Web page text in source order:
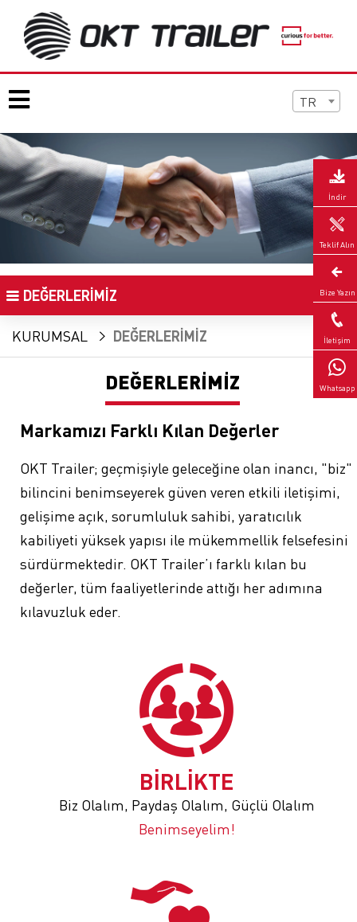
TR
İndir
Teklif Alın
Bize Yazın
İletişim
Whatsapp
DEĞERLERİMİZ
KURUMSAL DEĞERLERİMİZ
DEĞERLERİMİZ
Markamızı Farklı Kılan Değerler
OKT Trailer; geçmişiyle geleceğine olan inancı, "biz"
bilincini benimseyerek güven veren etkili iletişimi,
gelişime açık, sorumluluk sahibi, yaratıcılık
kabiliyeti yüksek yapısı ile mükemmellik felsefesini
sürdürmektedir. OKT Trailer’ı farklı kılan bu
değerler, tüm faaliyetlerinde attığı her adımına
kılavuzluk eder.
BİRLİKTE
Biz Olalım, Paydaş Olalım, Güçlü Olalım
Benimseyelim!